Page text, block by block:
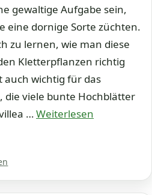
gewaltige Aufgabe sein,
eine dornige Sorte züchten.
zu lernen, wie man diese
Kletterpflanzen richtig
auch wichtig für das
die viele bunte Hochblätter
…Weiterlesen